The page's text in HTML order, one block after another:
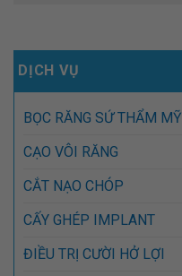
DỊCH VỤ
BỌC RĂNG SỨ THẨM MỸ
CẠO VÔI RĂNG
CẮT NẠO CHÓP
CẤY GHÉP IMPLANT
ĐIỀU TRỊ CƯỜI HỞ LỢI